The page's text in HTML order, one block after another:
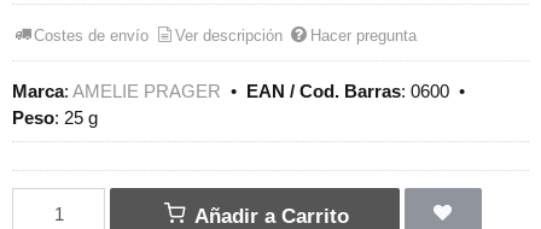
Costes de envío Ver descripción Hacer pregunta
Marca: AMELIE PRAGER • EAN / Cod. Barras: 0600 •
Peso: 25 g
Añadir a Carrito